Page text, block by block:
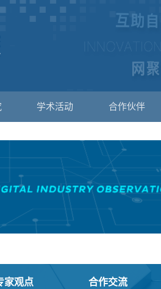
学术活动 合作伙伴
家观点 合作交流